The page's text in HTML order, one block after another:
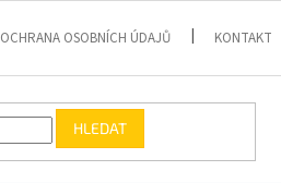
OCHRANA OSOBNÍCH ÚDAJŮ KONTAKT
HLEDAT